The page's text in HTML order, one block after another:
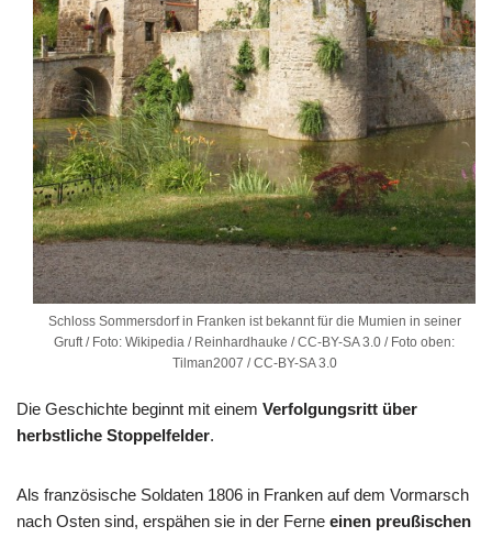
Schloss Sommersdorf in Franken ist bekannt für die Mumien in seiner
Gruft / Foto: Wikipedia / Reinhardhauke / CC-BY-SA 3.0 / Foto oben:
Tilman2007 / CC-BY-SA 3.0
Die Geschichte beginnt mit einem Verfolgungsritt über
herbstliche Stoppelfelder.
Als französische Soldaten 1806 in Franken auf dem Vormarsch
nach Osten sind, erspähen sie in der Ferne einen preußischen